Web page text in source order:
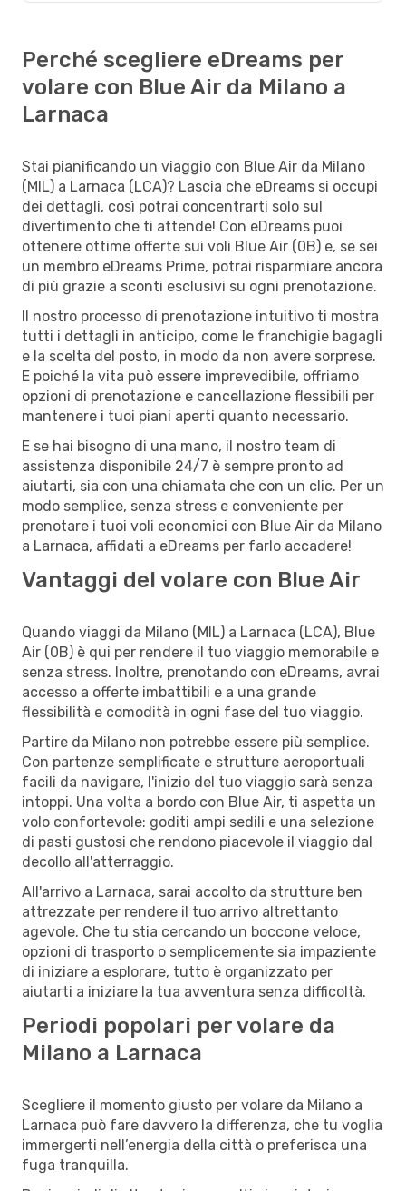
Perché scegliere eDreams per
volare con Blue Air da Milano a
Larnaca
Stai pianificando un viaggio con Blue Air da Milano
(MIL) a Larnaca (LCA)? Lascia che eDreams si occupi
dei dettagli, così potrai concentrarti solo sul
divertimento che ti attende! Con eDreams puoi
ottenere ottime offerte sui voli Blue Air (0B) e, se sei
un membro eDreams Prime, potrai risparmiare ancora
di più grazie a sconti esclusivi su ogni prenotazione.
Il nostro processo di prenotazione intuitivo ti mostra
tutti i dettagli in anticipo, come le franchigie bagagli
e la scelta del posto, in modo da non avere sorprese.
E poiché la vita può essere imprevedibile, offriamo
opzioni di prenotazione e cancellazione flessibili per
mantenere i tuoi piani aperti quanto necessario.
E se hai bisogno di una mano, il nostro team di
assistenza disponibile 24/7 è sempre pronto ad
aiutarti, sia con una chiamata che con un clic. Per un
modo semplice, senza stress e conveniente per
prenotare i tuoi voli economici con Blue Air da Milano
a Larnaca, affidati a eDreams per farlo accadere!
Vantaggi del volare con Blue Air
Quando viaggi da Milano (MIL) a Larnaca (LCA), Blue
Air (0B) è qui per rendere il tuo viaggio memorabile e
senza stress. Inoltre, prenotando con eDreams, avrai
accesso a offerte imbattibili e a una grande
flessibilità e comodità in ogni fase del tuo viaggio.
Partire da Milano non potrebbe essere più semplice.
Con partenze semplificate e strutture aeroportuali
facili da navigare, l'inizio del tuo viaggio sarà senza
intoppi. Una volta a bordo con Blue Air, ti aspetta un
volo confortevole: goditi ampi sedili e una selezione
di pasti gustosi che rendono piacevole il viaggio dal
decollo all'atterraggio.
All'arrivo a Larnaca, sarai accolto da strutture ben
attrezzate per rendere il tuo arrivo altrettanto
agevole. Che tu stia cercando un boccone veloce,
opzioni di trasporto o semplicemente sia impaziente
di iniziare a esplorare, tutto è organizzato per
aiutarti a iniziare la tua avventura senza difficoltà.
Periodi popolari per volare da
Milano a Larnaca
Scegliere il momento giusto per volare da Milano a
Larnaca può fare davvero la differenza, che tu voglia
immergerti nell’energia della città o preferisca una
fuga tranquilla.